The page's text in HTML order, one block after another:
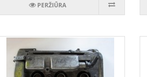
PERŽIŪRA